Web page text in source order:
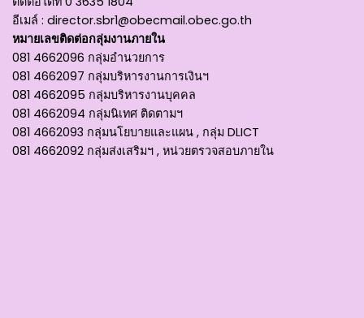
อีเมล์ : director.sbr1@obecmail.obec.go.th
หมายเลขติดต่อกลุ่มงานภายใน
081 4662096 กลุ่มอำนวยการ
081 4662097 กลุ่มบริหารงานการเงินฯ
081 4662095 กลุ่มบริหารงานบุคคล
081 4662094 กลุ่มนิเทศ ติดตามฯ
081 4662093 กลุ่มนโยบายและแผน , กลุ่ม DLICT
081 4662092 กลุ่มส่งเสริมฯ , หน่วยตรวจสอบภายใน